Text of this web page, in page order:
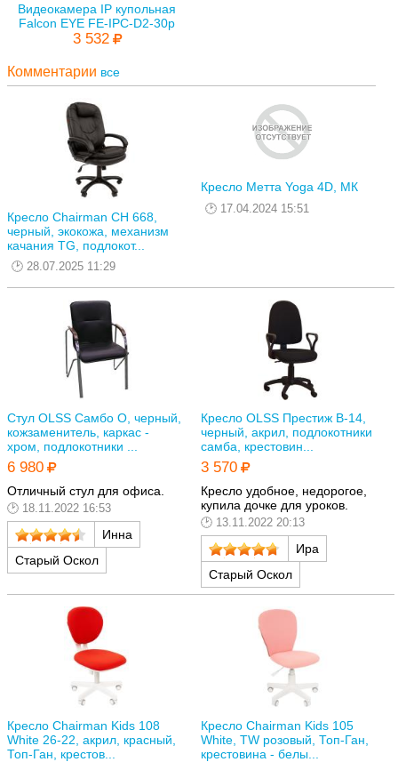
Видеокамера IP купольная
Falcon EYE FE-IPC-D2-30p
3 532
Комментарии все
Кресло Chairman CH 668,
черный, экокожа, механизм
качания TG, подлокот...
28.07.2025 11:29
Кресло Метта Yoga 4D, МК
17.04.2024 15:51
Стул OLSS Самбо О, черный,
кожзаменитель, каркас -
хром, подлокотники ...
6 980
Отличный стул для офиса.
18.11.2022 16:53
Инна
Старый Оскол
Кресло OLSS Престиж В-14,
черный, акрил, подлокотники
самба, крестовин...
3 570
Кресло удобное, недорогое,
купила дочке для уроков.
13.11.2022 20:13
Ира
Старый Оскол
Кресло Chairman Kids 108
White 26-22, акрил, красный,
Топ-Ган, крестов...
Кресло Chairman Kids 105
White, TW розовый, Топ-Ган,
крестовина - белы...